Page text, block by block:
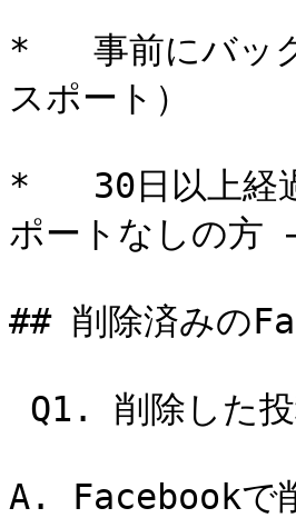
*   事前にバッ
スポート）
*   30日以上経
ポートなしの方
## 削除済みの
A. Facebookで